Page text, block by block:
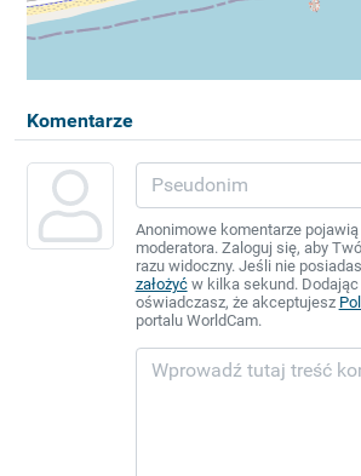
Komentarze
Anonimowe komentarze
moderatora. Zaloguj się, aby
razu widoczny. Jeśli nie
założyćw kilka sekund. Dodając
oświadczasz, że akceptujesz
portalu WorldCam.